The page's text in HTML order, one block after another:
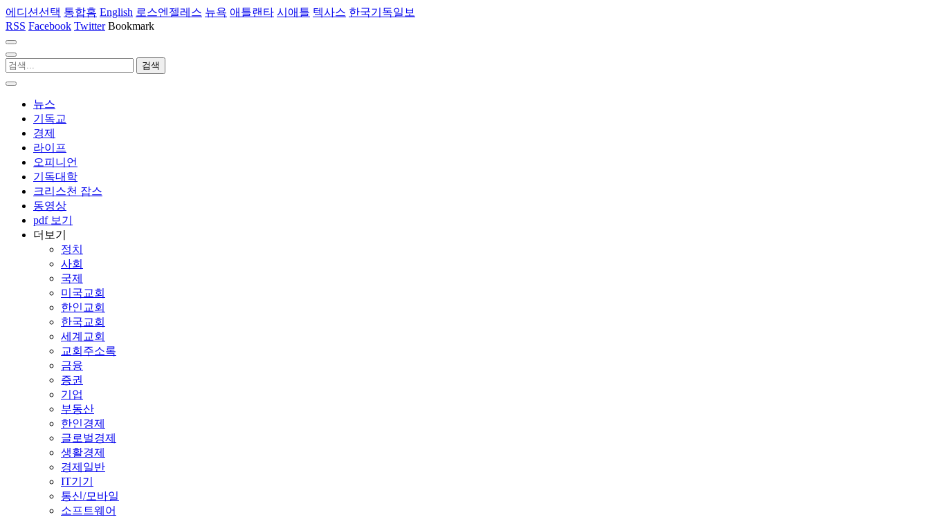
에디션선택 통합홈 English 로스엔젤레스 뉴욕 애틀랜타 시애틀 텍사스 한국기독일보
RSS Facebook Twitter Bookmark
뉴스
기독교
경제
라이프
오피니언
기독대학
크리스천 잡스
동영상
pdf 보기
더보기
정치
사회
국제
미국교회
한인교회
한국교회
세계교회
교회주소록
금융
증권
기업
부동산
한인경제
글로벌경제
생활경제
경제일반
IT기기
통신/모바일
소프트웨어